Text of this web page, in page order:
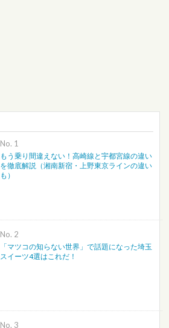
No.
もう乗り間違えない！高崎線と宇都宮線の違い
を徹底解説（湘南新宿・上野東京ラインの違い
も）
No.
「マツコの知らない世界」で話題になった埼玉
スイーツ4選はこれだ！
No.